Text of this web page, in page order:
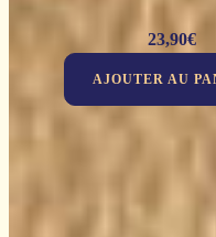
23,90€
AJOUTER AU